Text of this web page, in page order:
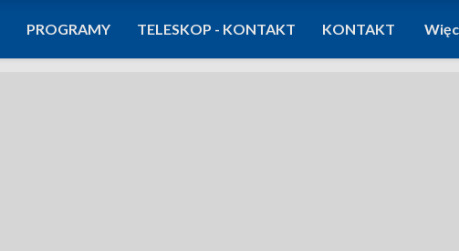
PROGRAMY TELESKOP - KONTAKT KONTAKT